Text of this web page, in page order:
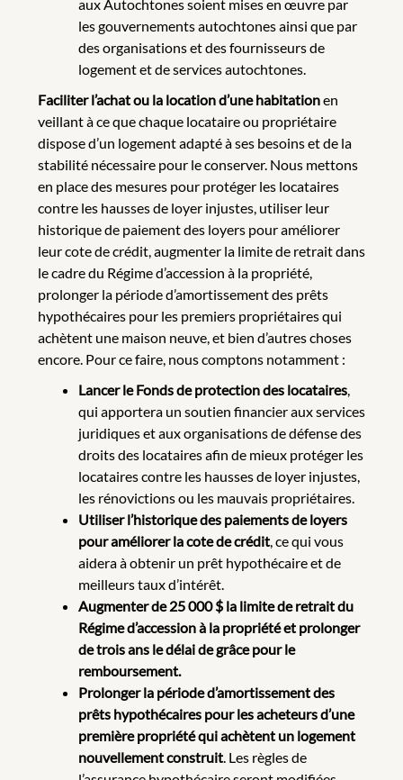
aux Autochtones soient mises en œuvre par
les gouvernements autochtones ainsi que par
des organisations et des fournisseurs de
logement et de services autochtones.
Faciliter l’achat ou la location d’une habitationen
veillant à ce que chaque locataire ou propriétaire
dispose d’un logement adapté à ses besoins et de la
stabilité nécessaire pour le conserver. Nous mettons
en place des mesures pour protéger les locataires
contre les hausses de loyer injustes, utiliser leur
historique de paiement des loyers pour améliorer
leur cote de crédit, augmenter la limite de retrait dans
le cadre du Régime d’accession à la propriété,
prolonger la période d’amortissement des prêts
hypothécaires pour les premiers propriétaires qui
achètent une maison neuve, et bien d’autres choses
encore. Pour ce faire, nous comptons notamment :
Lancer le Fonds de protection des locataires,
qui apportera un soutien financier aux services
juridiques et aux organisations de défense des
droits des locataires afin de mieux protéger les
locataires contre les hausses de loyer injustes,
les rénovictions ou les mauvais propriétaires.
Utiliser l’historique des paiements de loyers
pour améliorer la cote de crédit, ce qui vous
aidera à obtenir un prêt hypothécaire et de
meilleurs taux d’intérêt.
Augmenter de 25 000 $ la limite de retrait du
Régime d’accession à la propriété et prolonger
de trois ans le délai de grâce pour le
remboursement.
Prolonger la période d’amortissement des
prêts hypothécaires pour les acheteurs d’une
première propriété qui achètent un logement
nouvellement construit. Les règles de